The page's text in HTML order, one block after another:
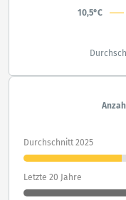
10,5°C
Durchschnitt 2025
Letzte 20 Jahre